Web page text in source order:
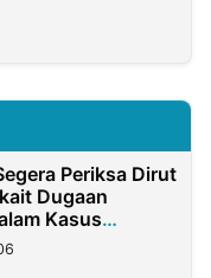
Periksa Dirut
Dugaan
Kasus
Nasabah Rp2,58